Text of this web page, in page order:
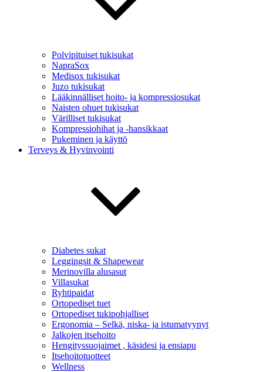
Polvipituiset tukisukat
NapraSox
Medisox tukisukat
Juzo tukisukat
Lääkinnälliset hoito- ja kompressiosukat
Naisten ohuet tukisukat
Värilliset tukisukat
Kompressiohihat ja -hansikkaat
Pukeminen ja käyttö
Terveys & Hyvinvointi
Diabetes sukat
Leggingsit & Shapewear
Merinovilla alusasut
Villasukat
Ryhtipaidat
Ortopediset tuet
Ortopediset tukipohjalliset
Ergonomia – Selkä, niska- ja istumatyynyt
Jalkojen itsehoito
Hengityssuojaimet , käsidesi ja ensiapu
Itsehoitotuotteet
Wellness